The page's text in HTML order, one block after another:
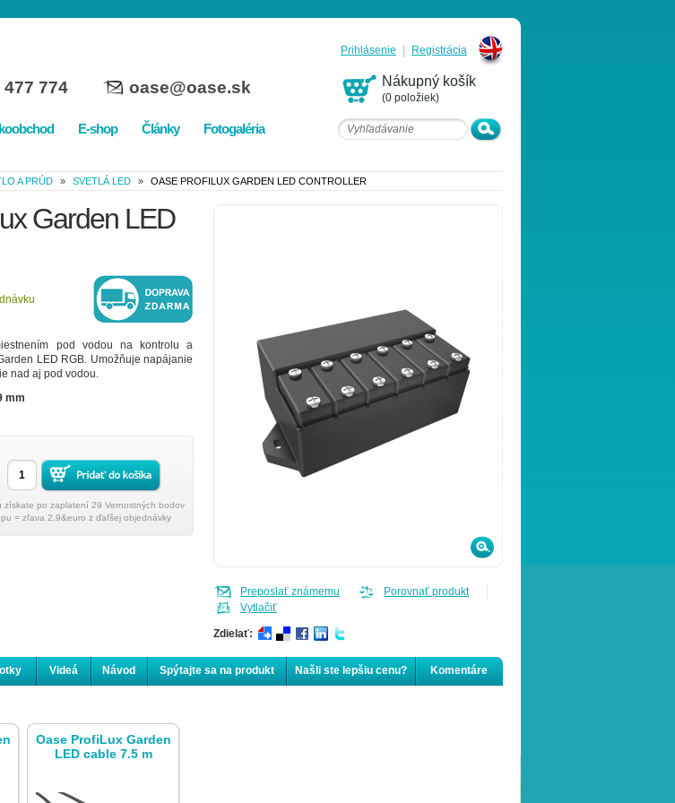
Registrácia
Prihlásenie
Nákupný košík
(0 položiek)
477 774 oase@oase.sk
E-shop Články Fotogaléria
A PRÚD » SVETLÁ LED » OASE PROFILUX GARDEN LED CONTROLLER
Garden LED
pod vodou na kontrolu a
LED RGB. Umožňuje napájanie
nad aj pod vodou.
mm
Nákupom tohoto produktu získate po zaplatení 29 Vernostných bodov
= zľava 2.9&euro z ďaľšej objednávky
Preposlať známemu
Porovnať produkt
Vytlačiť
Zdielať:
Videá Návod Spýtajte sa na produkt Našli ste lepšiu cenu? Komentáre
Oase ProfiLux Garden
LED cable 7.5 m